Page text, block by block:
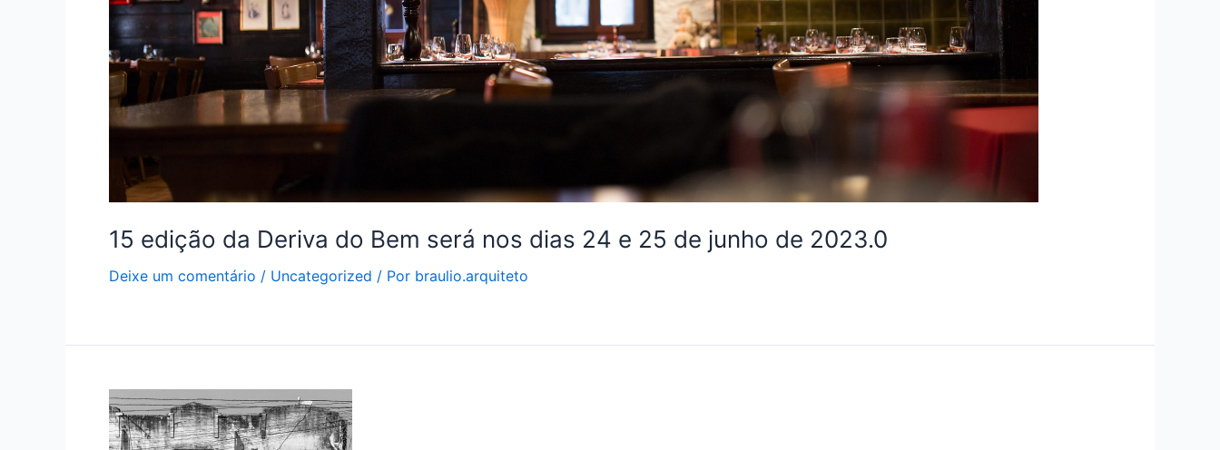
15 edição da Deriva do Bem será nos dias 24 e 25 de junho de 2023.0
Deixe um comentário / Uncategorized / Por braulio.arquiteto